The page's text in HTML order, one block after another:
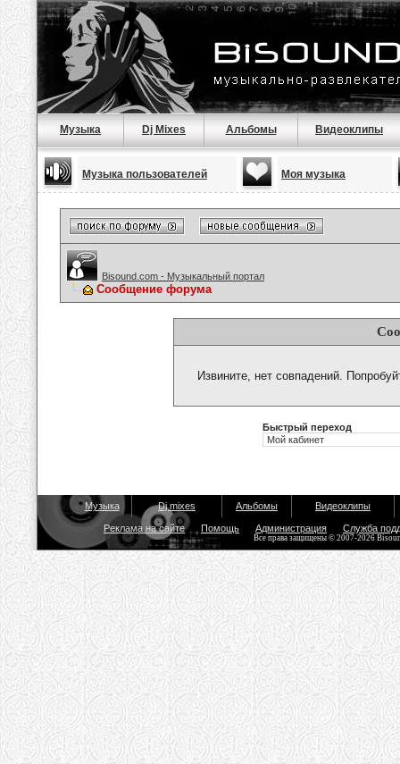
Музыка Dj Mixes Альбомы Видеоклипы
Музыка пользователей Моя музыка
Bisound.com - Музыкальный портал
Сообщение форума
Извините, нет совпадений.
Быстрый переход
Музыка Dj mixes Альбомы Видеоклипы
Реклама на сайте Помощь Администрация Служба
Все права защищены © 2007-2026